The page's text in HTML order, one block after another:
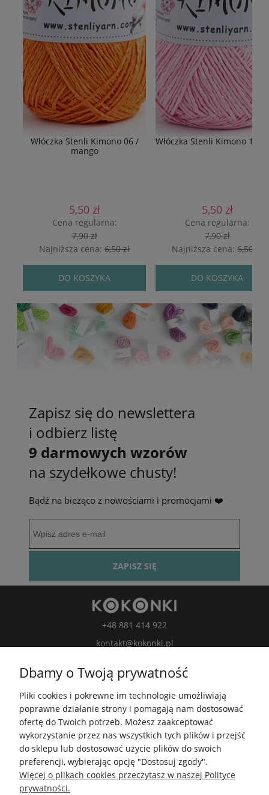
Włóczka Stenli Kimono 06 /
mango
5,50 zł
Cena regularna:
7,90 zł
Najniższa cena:6,50 zł
DO KOSZYKA
Włóczka Stenli Kimono 16 /
5,50 zł
Cena regularna:
7,90 zł
Najniższa cena:6,50 zł
DO KOSZYKA
Zapisz się do newslettera
i odbierz listę
9 darmowych wzorów
na szydełkowe chusty!
Bądź na bieżąco z nowościami i promocjami ❤️
ZAPISZ SIĘ
+48 881 414 922
kontakt@kokonki.pl
kokonki.motki
Kokonki.motki
Grupa FB
5.0
Średnia ocena kokonki.pl
Na podstawie 148 407opiniiz całego okresu
Dbamy o Twoją prywatność
Pliki cookies i pokrewne im technologie umożliwiają
poprawne działanie strony i pomagają nam dostosować
ofertę do Twoich potrzeb. Możesz zaakceptować
wykorzystanie przez nas wszystkich tych plików i przejść
do sklepu lub dostosować użycie plików do swoich
preferencji, wybierając opcję "Dostosuj zgody".
Więcej o plikach cookies przeczytasz w naszej Polityce
prywatności.